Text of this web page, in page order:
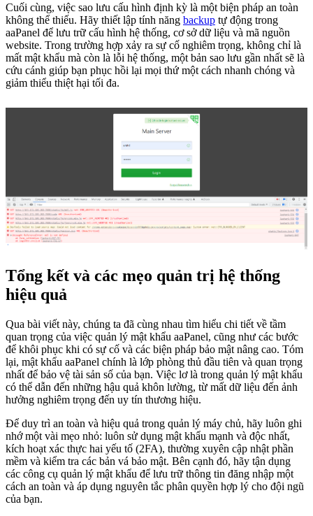
Cuối cùng, việc sao lưu cấu hình định kỳ là một biện pháp an toàn
không thể thiếu. Hãy thiết lập tính năng backup tự động trong
aaPanel để lưu trữ cấu hình hệ thống, cơ sở dữ liệu và mã nguồn
website. Trong trường hợp xảy ra sự cố nghiêm trọng, không chỉ là
mất mật khẩu mà còn là lỗi hệ thống, một bản sao lưu gần nhất sẽ là
cứu cánh giúp bạn phục hồi lại mọi thứ một cách nhanh chóng và
giảm thiểu thiệt hại tối đa.
Tổng kết và các mẹo quản trị hệ thống
hiệu quả
Qua bài viết này, chúng ta đã cùng nhau tìm hiểu chi tiết về tầm
quan trọng của việc quản lý mật khẩu aaPanel, cũng như các bước
để khôi phục khi có sự cố và các biện pháp bảo mật nâng cao. Tóm
lại, mật khẩu aaPanel chính là lớp phòng thủ đầu tiên và quan trọng
nhất để bảo vệ tài sản số của bạn. Việc lơ là trong quản lý mật khẩu
có thể dẫn đến những hậu quả khôn lường, từ mất dữ liệu đến ảnh
hưởng nghiêm trọng đến uy tín thương hiệu.
Để duy trì an toàn và hiệu quả trong quản lý máy chủ, hãy luôn ghi
nhớ một vài mẹo nhỏ: luôn sử dụng mật khẩu mạnh và độc nhất,
kích hoạt xác thực hai yếu tố (2FA), thường xuyên cập nhật phần
mềm và kiểm tra các bản vá bảo mật. Bên cạnh đó, hãy tận dụng
các công cụ quản lý mật khẩu để lưu trữ thông tin đăng nhập một
cách an toàn và áp dụng nguyên tắc phân quyền hợp lý cho đội ngũ
của bạn.